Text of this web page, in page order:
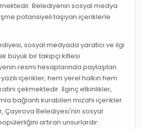
Belediyenin sosyal medya
potansiyeli taşıyan içeriklerle
sosyal medyada yaratıcı ve ilgi
büyük bir takipçi kitlesi
resmi hesaplarında paylaşılan
içerikler, hem yerel halkın hem
çekmektedir. İlginç etkinlikler,
bağlantı kurabilen mizahi içerikler
Çayırova Belediyesi'nin sosyal
artıran unsurlardır.